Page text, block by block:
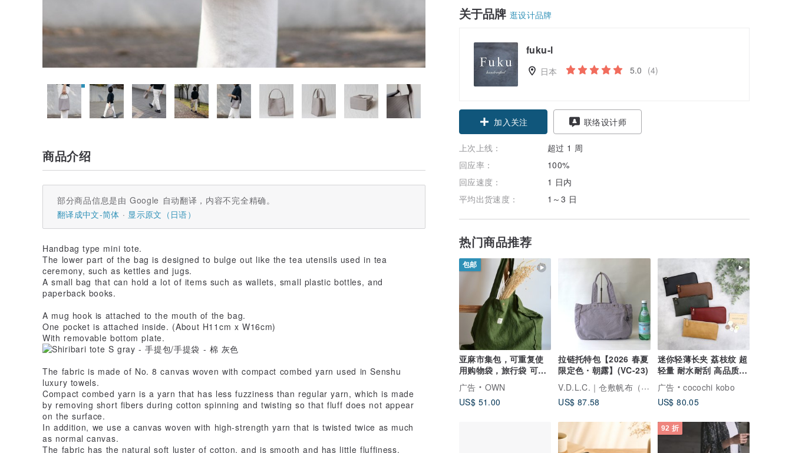
关于品牌 逛设计品牌
fuku-l
日本 5.0 (4)
加入关注 联络设计师
上次上线：
超过 1 周
回应率：
100%
回应速度：
1 日内
平均出货速度：
1～3 日
热门商品推荐
包邮
亚麻市集包，可重复使
用购物袋，旅行袋 可持
续，大容量托特包，环
保袋
广告
OWN
US$ 51.00
拉链托特包【2026 春夏
限定色・朝露】(VC-23)
V.D.L.C.｜仓敷帆布（こまのぐ）
US$ 87.58
迷你轻薄长夹 荔枝纹 超
轻量 耐水耐刮 高品质
日本制 人工皮革
广告
cocochi kobo
US$ 80.05
92 折
商品介绍
部分商品信息是由 Google 自动翻译，内容不完全精确。
翻译成中文-简体
显示原文（日语）
Handbag type mini tote.
The lower part of the bag is designed to bulge out like the tea utensils used in tea
ceremony, such as kettles and jugs.
A small bag that can hold a lot of items such as wallets, small plastic bottles, and
paperback books.
A mug hook is attached to the mouth of the bag.
One pocket is attached inside. (About H11cm x W16cm)
With removable bottom plate.
The fabric is made of No. 8 canvas woven with compact combed yarn used in Senshu
luxury towels.
Compact combed yarn is a yarn that has less fuzziness than regular yarn, which is made
by removing short fibers during cotton spinning and twisting so that fluff does not appear
on the surface.
In addition, we use a canvas woven with high-strength yarn that is twisted twice as much
as normal canvas.
The fabric has the natural soft luster of cotton, and is smooth and has little fluffiness.